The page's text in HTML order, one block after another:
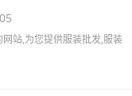
上交易市场!
站,为您提供服装批发,服装